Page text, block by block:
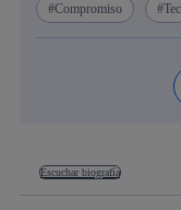
Compromiso
Escuchar biografía